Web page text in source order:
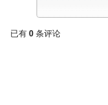
已有 0 条评论